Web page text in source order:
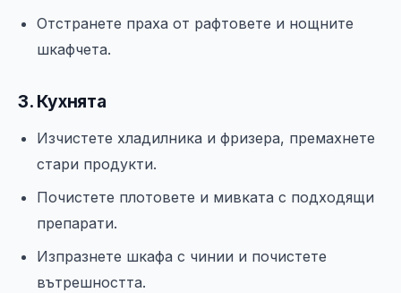
Отстранете праха от рафтовете и нощните
шкафчета.
3. Кухнята
Изчистете хладилника и фризера, премахнете
стари продукти.
Почистете плотовете и мивката с подходящи
препарати.
Изпразнете шкафа с чинии и почистете
вътрешността.